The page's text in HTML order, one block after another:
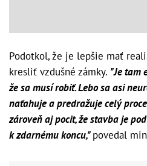
Podotkol, že je lepšie mať
kresliť vzdušné zámky. "Je tam
že sa musí robiť. Lebo sa asi
naťahuje a predražuje celý
zároveň aj pocit, že stavba je
k zdarnému koncu,"povedal